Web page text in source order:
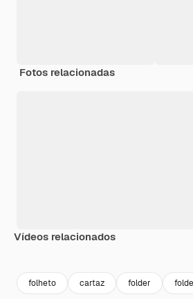
Fotos relacionadas
Vídeos relacionados
folheto cartaz folder